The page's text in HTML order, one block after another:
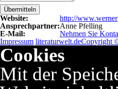
Übermitteln
Website:
http://
Ansprechpartner:Anne Pfelling
E-Mail:
Nehmen Sie
Impressum literaturwelt.deCopyright
Cookies
Mit der